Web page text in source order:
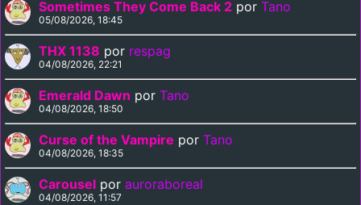
Sometimes They Come Back 2 por Tano
05/08/2026, 18:45
THX 1138 por respag
04/08/2026, 22:21
Emerald Dawn por Tano
04/08/2026, 18:50
Curse of the Vampire por Tano
04/08/2026, 18:35
Carousel por auroraboreal
04/08/2026, 11:57